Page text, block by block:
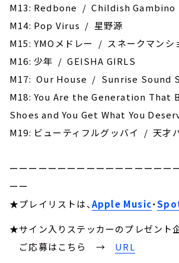
M13: Redbone / Childish Gambino
M14: Pop Virus / 星野源
M15: YMOメドレー / スネークマンシ
M16: 少年 / GEISHA GIRLS
M17: Our House / Sunrise Sound
M18: You Are the Generation That
Shoes and You Get What You
M19: ビューティフルグッバイ / 天才
ーーーーーーーーーーーーーーーーー
ーー
★プレイリストは、Apple Music・
★サイン入りステッカーのプレゼント
ご応募はこちら → URL